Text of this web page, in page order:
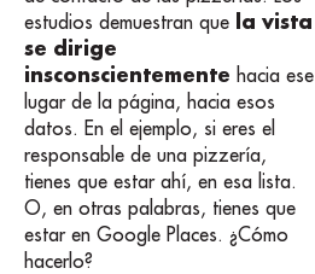
estudios demuestran que la vista
se dirige
insconscientemente hacia ese
lugar de la página, hacia esos
datos. En el ejemplo, si eres el
responsable de una pizzería,
tienes que estar ahí, en esa lista.
O, en otras palabras, tienes que
estar en Google Places. ¿Cómo
hacerlo?